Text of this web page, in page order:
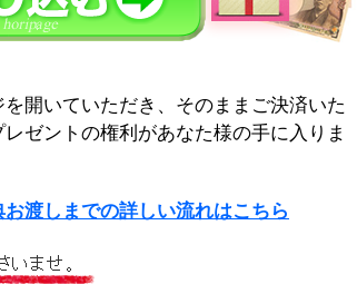
開いていただき、そのままご決済いた
ゼントの権利があなた様の手に入りま
渡しまでの詳しい流れはこちら